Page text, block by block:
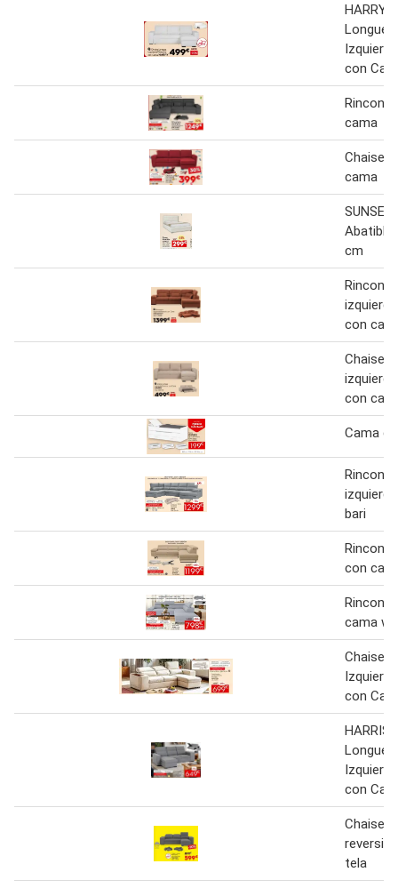
HARRY
Longue
con
cama
Chaise
cama
Abatible
cm
con
Chaise
con
Cama
bari
con
cama
Chaise
con
Longue
con
Chaise
tela